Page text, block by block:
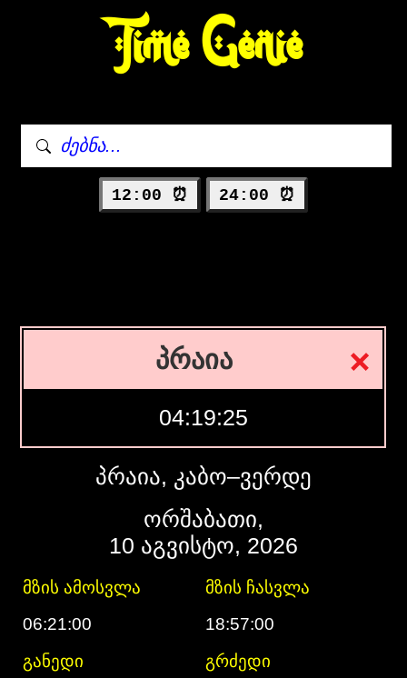
Time Genie
12:00 ⏰ 24:00 ⏰
პრაია
04:19:26
პრაია, კაბო–ვერდე
ორშაბათი,
10 აგვისტო, 2026
მზის ამოსვლა
მზის ჩასვლა
06:21:00
18:57:00
განედი
გრძედი